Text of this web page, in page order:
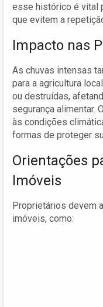
esse histórico é vital
que evitem a
Impacto nas
As chuvas intensas
para a agricultura
ou destruídas,
segurança alimentar.
às condições
formas de proteger
Orientações
Imóveis
Proprietários devem
imóveis, como: